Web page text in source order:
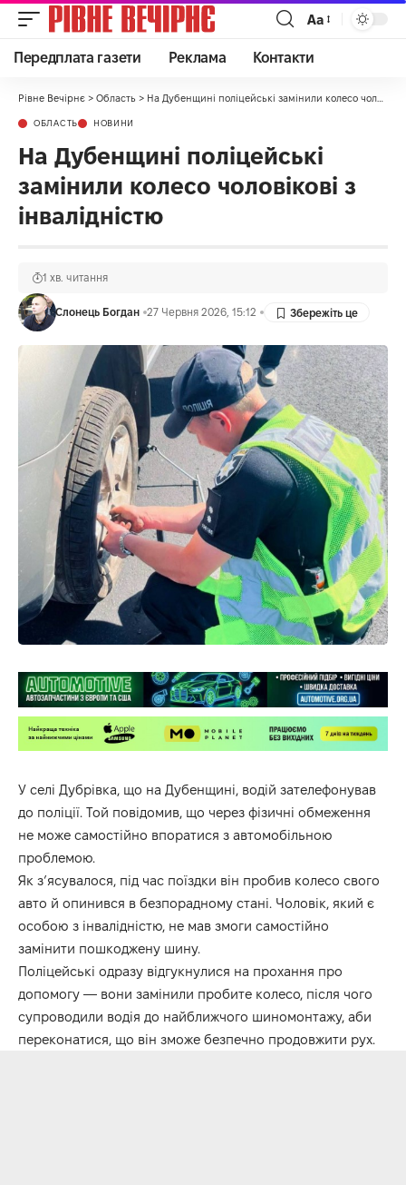
Аа
Передплата газети Реклама Контакти
Рівне Вечірнє > Область > На Дубенщині поліцейські замінили колесо чоловікові з інвалідністю
ОБЛАСТЬ НОВИНИ
На Дубенщині поліцейські
замінили колесо чоловікові з
інвалідністю
Слонець Богдан 27 Червня 2026, 15:12
1 хв. читання
У селі Дубрівка, що на Дубенщині, водій зателефонував
до поліції. Той повідомив, що через фізичні обмеження
не може самостійно впоратися з автомобільною
проблемою.
Як з’ясувалося, під час поїздки він пробив колесо свого
авто й опинився в безпорадному стані. Чоловік, який є
особою з інвалідністю, не мав змоги самостійно
замінити пошкоджену шину.
Поліцейські одразу відгукнулися на прохання про
допомогу — вони замінили пробите колесо, після чого
супроводили водія до найближчого шиномонтажу, аби
переконатися, що він зможе безпечно продовжити рух.